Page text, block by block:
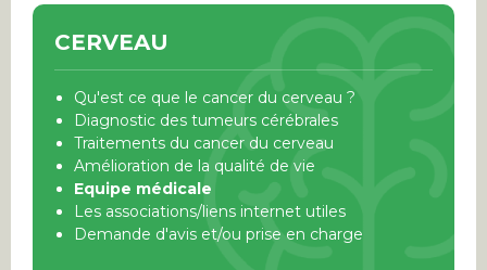
CERVEAU
Qu'est ce que le cancer du cerveau ?
Diagnostic des tumeurs cérébrales
Traitements du cancer du cerveau
Amélioration de la qualité de vie
Equipe médicale
Les associations/liens internet utiles
Demande d'avis et/ou prise en charge